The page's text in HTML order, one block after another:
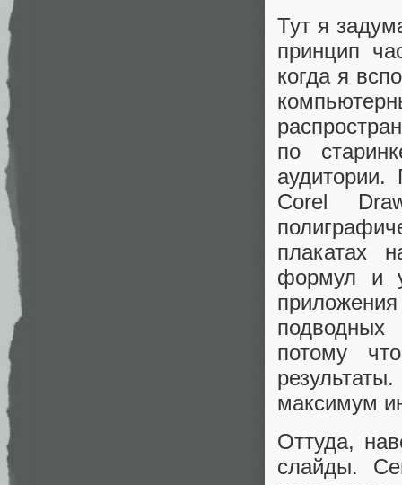
Тут я
принцип
когда я
по
Corel
плакатах
формул и
потому
максимум
Оттуда,
слайды.